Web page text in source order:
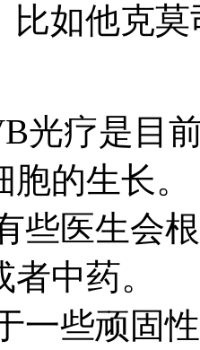
比如他克
光疗是目
的生长。
些医生会
中药。
一些顽固